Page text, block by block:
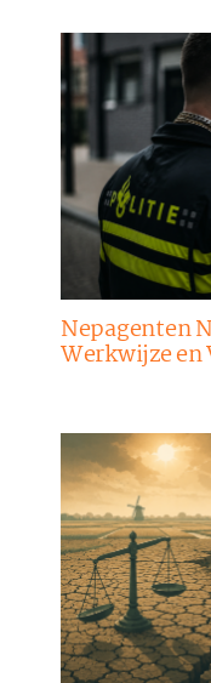
Nepagenten
Werkwijze